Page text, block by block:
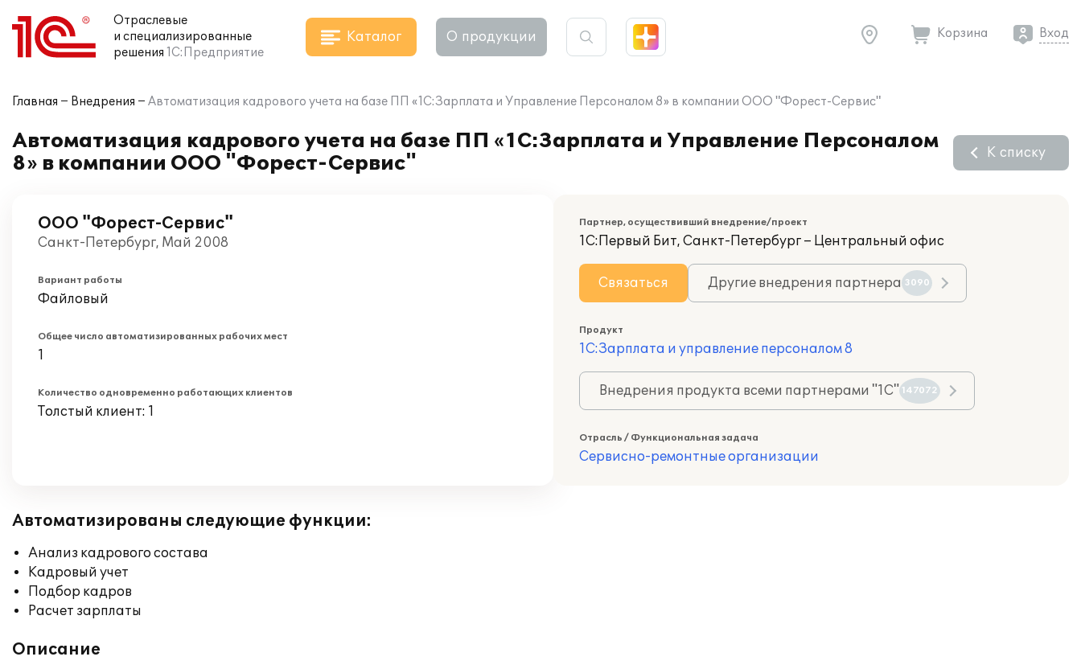
Отраслевые
и специализированные
решения 1С:Предприятие
Каталог О продукции Корзина Вход
Главная Внедрения Автоматизация кадрового учета на базе ПП «1С:Зарплата и Управление Персоналом 8» в компании ООО "Форест-Сервис"
Автоматизация кадрового учета на базе ПП «1С:Зарплата и Управление Персоналом
8» в компании ООО "Форест-Сервис"
К списку
ООО "Форест-Сервис"
Санкт-Петербург, Май 2008
Вариант работы
Файловый
Общее число автоматизированных рабочих мест
1
Количество одновременно работающих клиентов
Толстый клиент: 1
Партнер, осуществивший внедрение/проект
1С:Первый Бит, Санкт-Петербург – Центральный офис
Связаться Другие внедрения партнера 3090
Продукт
1С:Зарплата и управление персоналом 8
Внедрения продукта всеми партнерами "1С" 147072
Отрасль / Функциональная задача
Сервисно-ремонтные организации
Автоматизированы следующие функции:
Анализ кадрового состава
Кадровый учет
Подбор кадров
Расчет зарплаты
Описание